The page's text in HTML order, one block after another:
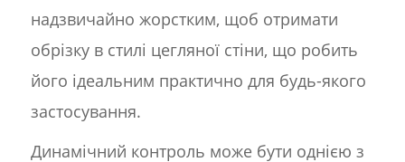
надзвичайно жорстким, щоб отримати
обрізку в стилі цегляної стіни, що робить
його ідеальним практично для будь-якого
застосування.
Динамічний контроль може бути однією з